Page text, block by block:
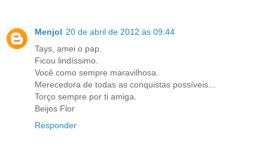
Menjol 20 de abril de 2012 às 09:44
Tays, amei o pap.
Ficou lindíssimo.
Você como sempre maravilhosa.
Merecedora de todas as conquistas possíveis...
Torço sempre por ti amiga.
Beijos Flor
Responder